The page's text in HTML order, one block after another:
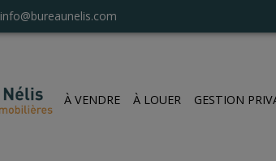
info@bureaunelis.com
À VENDRE À LOUER GESTION